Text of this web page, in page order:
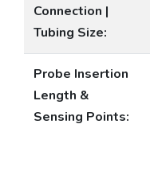
Connection |
Tubing Size:
Probe Insertion
Length &
Sensing Points: